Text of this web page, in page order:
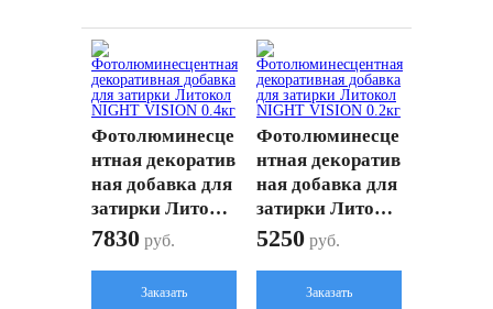
Фотолюминесце
нтная декоратив
ная добавка для
затирки Литоко
л NIGHT VISIO
N 0.4кг
7830 руб.
Заказать
Фотолюминесце
нтная декоратив
ная добавка для
затирки Литоко
л NIGHT VISIO
N 0.2кг
5250 руб.
Заказать